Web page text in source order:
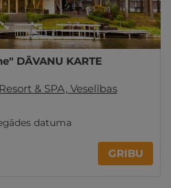
DĀVANU KARTE
& SPA, Veselības
datuma
GRIBU